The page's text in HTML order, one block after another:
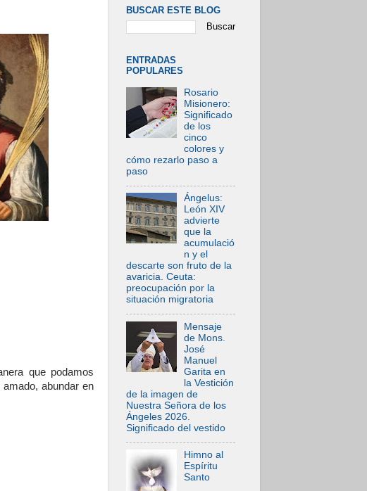
que podamos
abundar en
BUSCAR ESTE BLOG
ENTRADAS
POPULARES
Rosario
Misionero:
Significado
de los
cinco
colores y
cómo rezarlo paso a
paso
Ángelus:
León XIV
advierte
que la
acumulació
n y el
descarte son fruto de la
avaricia. Ceuta:
preocupación por la
situación migratoria
Mensaje
de Mons.
José
Manuel
Garita en
la Vestición
de la imagen de
Nuestra Señora de los
Ángeles 2026.
Significado del vestido
Himno al
Espíritu
Santo